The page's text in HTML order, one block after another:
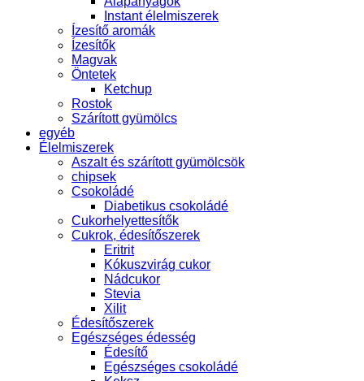
Instant élelmiszerek
Ízesítő aromák
Ízesítők
Magvak
Öntetek
Ketchup
Rostok
Szárított gyümölcs
egyéb
Élelmiszerek
Aszalt és szárított gyümölcsök
chipsek
Csokoládé
Diabetikus csokoládé
Cukorhelyettesítők
Cukrok, édesítőszerek
Eritrit
Kókuszvirág cukor
Nádcukor
Stevia
Xilit
Édesítőszerek
Egészséges édesség
Édesítő
Egészséges csokoládé